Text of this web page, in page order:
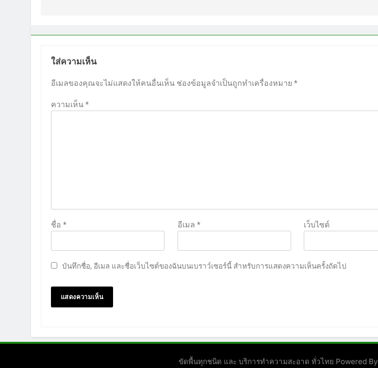
ใส่ความเห็น
อีเมลของคุณจะไม่แสดงให้คนอื่นเห็น ช่องข้อมูลจำเป็นถูกทำเครื่องหมาย *
ความเห็น *
ชื่อ * อีเมล * เว็บไซต์
บันทึกชื่อ, อีเมล และชื่อเว็บไซต์ของฉันบนเบราว์เซอร์นี้ สำหรับการแสดงความเห็นครั้งถัดไป
ขัดพื้นทุกชนิด และ บริการทำความสะอาด ทั่วไทย Powered By